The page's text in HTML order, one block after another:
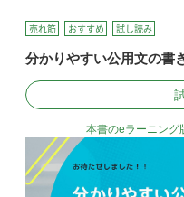
売れ筋 おすすめ 試し読み
分かりやすい公用文の
本書のeラーニング